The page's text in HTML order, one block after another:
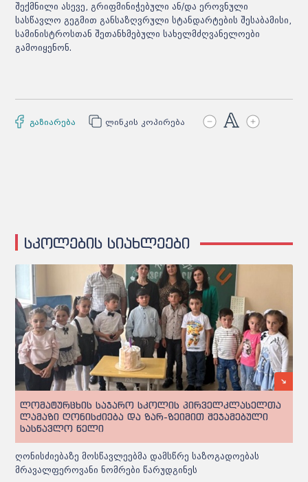
შექმნილი ასევე, გრიფმინიჭებული ან/და ეროვნული
სასწავლო გეგმით განსაზღვრული სტანდარტების შესაბამისი,
სამინისტროსთან შეთანხმებული სახელმძღვანელოები
გამოიყენონ.
გაზიარება ლინკის კოპირება
სკოლების სიახლეები
ლომატურცხის საჯარო სკოლის პირველკლასელთა
ლამაზი ღონისძიება და ზარ-ზეიმით შეჯამებული
სასწავლო წელი
ღონისძიებაზე მოსწავლეებმა დამსწრე საზოგადოებას
მრავალფეროვანი ნომრები წარუდგინეს